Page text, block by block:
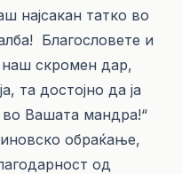
најсакан татко во
Благословете и
наш скромен дар,
та достојно да ја
Вашата мандра!“
обраќање,
од